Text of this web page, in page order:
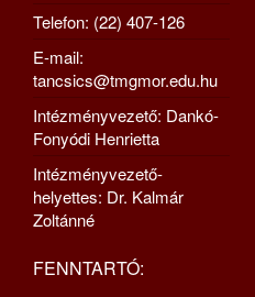
Telefon: (22) 407-126
E-mail:
tancsics@tmgmor.edu.hu
Intézményvezető: Dankó-
Fonyódi Henrietta
Intézményvezető-
helyettes: Dr. Kalmár
Zoltánné
FENNTARTÓ: